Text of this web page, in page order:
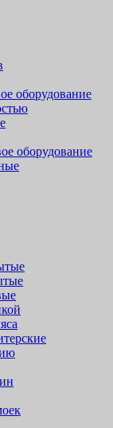
оборудование
оборудование